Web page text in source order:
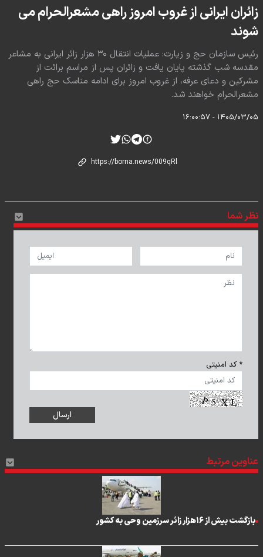
زائران ایرانی از غروب امروز راهی مشعرالحرام می
شوند
رئیس سازمان حج و زیارت: عملیات انتقال ۳۰ هزار زائر ایرانی به مشاعر
مقدسه شب گذشته پایان یافت و زائران پس از مراسم برائت از
مشرکین و دعای عرفه، از غروب امروز برای ادامه مناسک حج راهی
مشعرالحرام خواهند شد.
۱۴۰۵/۰۳/۰۵ - ۱۶:۰۰:۵۷
نظر شما
* کد امنیتی
عناوین مرتبط
بازگشت بیش از ۱۶هزار زائر سرزمین وحی به کشور